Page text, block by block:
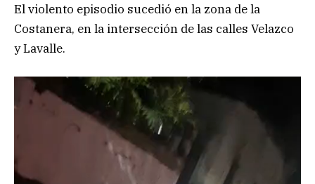
El violento episodio sucedió en la zona de la
Costanera, en la intersección de las calles Velazco
y Lavalle.